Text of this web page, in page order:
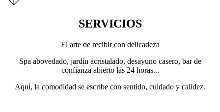
SERVICIOS
El arte de recibir con delicadeza
Spa abovedado, jardín acristalado, desayuno casero, bar de
confianza abierto las 24 horas...
Aquí, la comodidad se escribe con sentido, cuidado y calidez.